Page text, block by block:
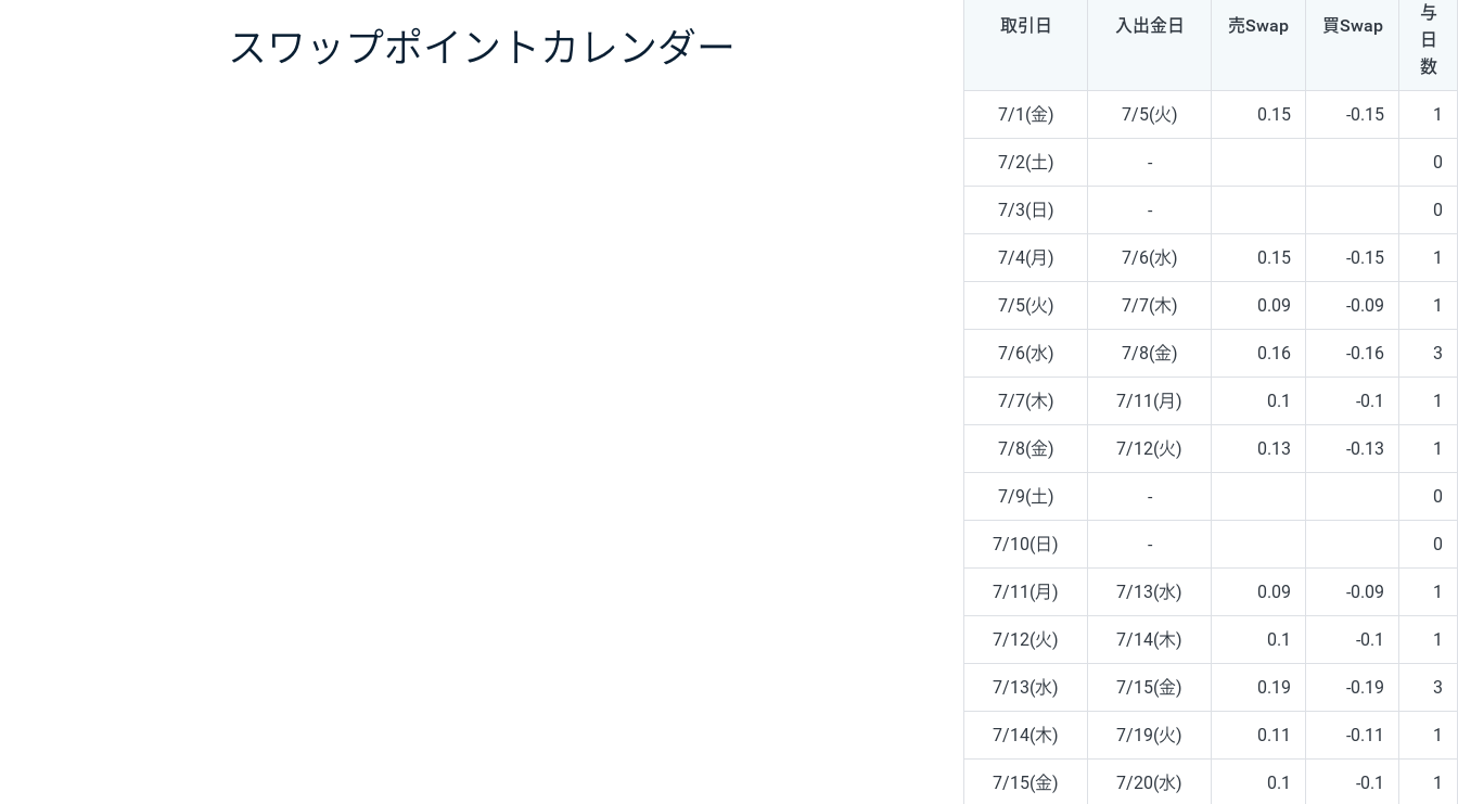
スワップポイント カレンダー
取引日 入出金日 売Swap 買Swap
与
日
数
7/1(金) 7/5(火) 0.15 -0.15 1
7/2(土) - 0
7/3(日) - 0
7/4(月) 7/6(水) 0.15 -0.15 1
7/5(火) 7/7(木) 0.09 -0.09 1
7/6(水) 7/8(金) 0.16 -0.16 3
7/7(木) 7/11(月) 0.1 -0.1 1
7/8(金) 7/12(火) 0.13 -0.13 1
7/9(土) - 0
7/10(日) - 0
7/11(月) 7/13(水) 0.09 -0.09 1
7/12(火) 7/14(木) 0.1 -0.1 1
7/13(水) 7/15(金) 0.19 -0.19 3
7/14(木) 7/19(火) 0.11 -0.11 1
7/15(金) 7/20(水) 0.1 -0.1 1